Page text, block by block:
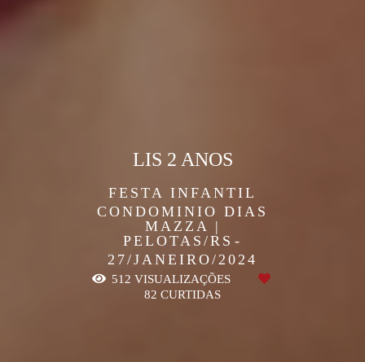
FESTA INFANTIL
CONDOMINIO DIAS
MAZZA |
PELOTAS/RS
27/JANEIRO/2024
LIS 2 ANOS
512 VISUALIZAÇÕES
82 CURTIDAS